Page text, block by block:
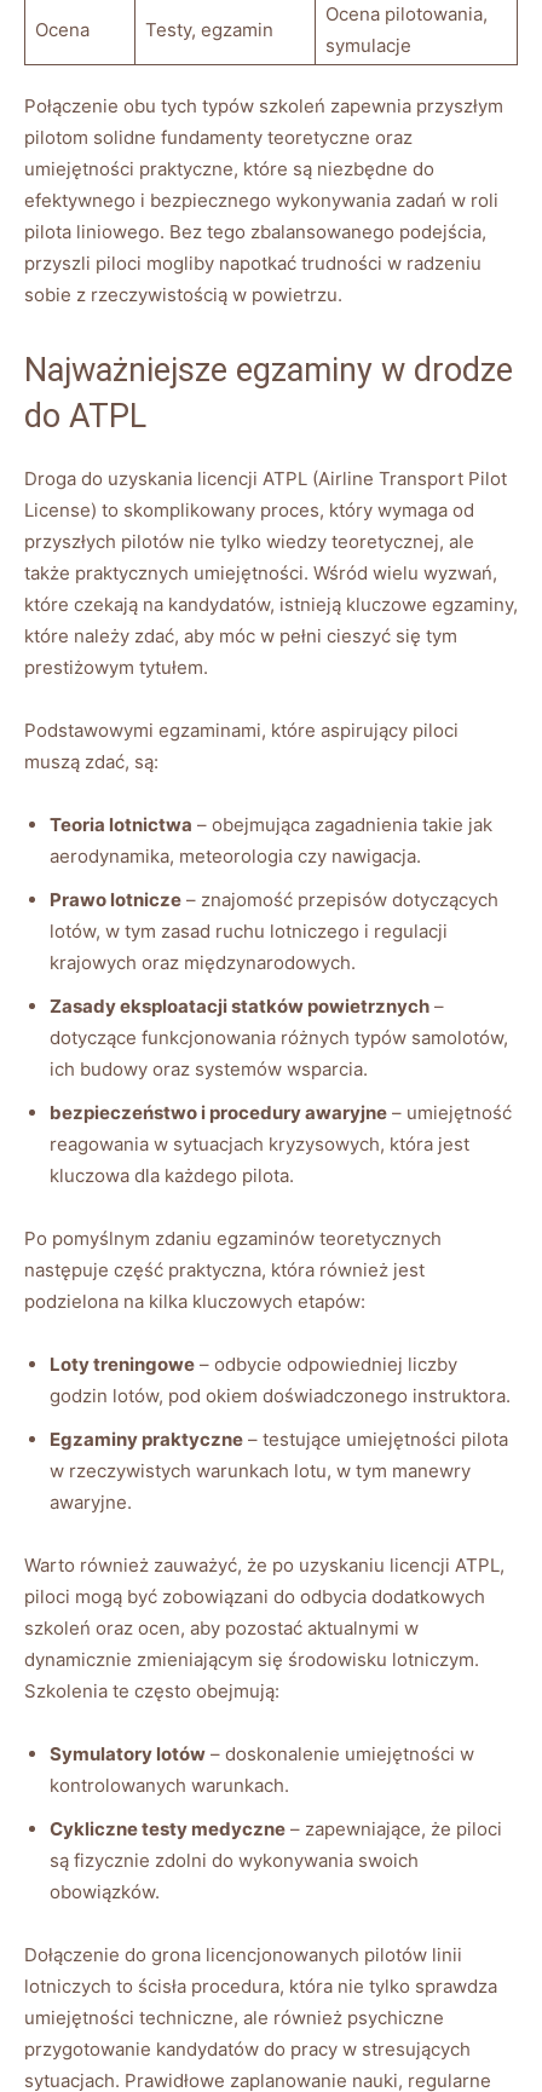
Ocena Testy, egzamin
Ocena pilotowania,
symulacje
Połączenie obu tych typów szkoleń zapewnia przyszłym
pilotom solidne fundamenty teoretyczne oraz
umiejętności praktyczne, które są niezbędne do
efektywnego i bezpiecznego wykonywania zadań w roli
pilota liniowego. Bez tego zbalansowanego podejścia,
przyszli piloci mogliby napotkać trudności w radzeniu
sobie z rzeczywistością w powietrzu.
Najważniejsze egzaminy w drodze
do ATPL
Droga do uzyskania licencji ATPL (Airline Transport Pilot
License) to skomplikowany proces, który wymaga od
przyszłych pilotów nie tylko wiedzy teoretycznej, ale
także praktycznych umiejętności. Wśród wielu wyzwań,
które czekają na kandydatów, istnieją kluczowe egzaminy,
które należy zdać, aby móc w pełni cieszyć się tym
prestiżowym tytułem.
Podstawowymi egzaminami, które aspirujący piloci
muszą zdać, są:
Teoria lotnictwa – obejmująca zagadnienia takie jak
aerodynamika, meteorologia czy nawigacja.
Prawo lotnicze – znajomość przepisów dotyczących
lotów, w tym zasad ruchu lotniczego i regulacji
krajowych oraz międzynarodowych.
Zasady eksploatacji statków powietrznych –
dotyczące funkcjonowania różnych typów samolotów,
ich budowy oraz systemów wsparcia.
bezpieczeństwo i procedury awaryjne – umiejętność
reagowania w sytuacjach kryzysowych, która jest
kluczowa dla każdego pilota.
Po pomyślnym zdaniu egzaminów teoretycznych
następuje część praktyczna, która również jest
podzielona na kilka kluczowych etapów:
Loty treningowe – odbycie odpowiedniej liczby
godzin lotów, pod okiem doświadczonego instruktora.
Egzaminy praktyczne – testujące umiejętności pilota
w rzeczywistych warunkach lotu, w tym manewry
awaryjne.
Warto również zauważyć, że po uzyskaniu licencji ATPL,
piloci mogą być zobowiązani do odbycia dodatkowych
szkoleń oraz ocen, aby pozostać aktualnymi w
dynamicznie zmieniającym się środowisku lotniczym.
Szkolenia te często obejmują:
Symulatory lotów – doskonalenie umiejętności w
kontrolowanych warunkach.
Cykliczne testy medyczne – zapewniające, że piloci
są fizycznie zdolni do wykonywania swoich
obowiązków.
Dołączenie do grona licencjonowanych pilotów linii
lotniczych to ścisła procedura, która nie tylko sprawdza
umiejętności techniczne, ale również psychiczne
przygotowanie kandydatów do pracy w stresujących
sytuacjach. Prawidłowe zaplanowanie nauki, regularne